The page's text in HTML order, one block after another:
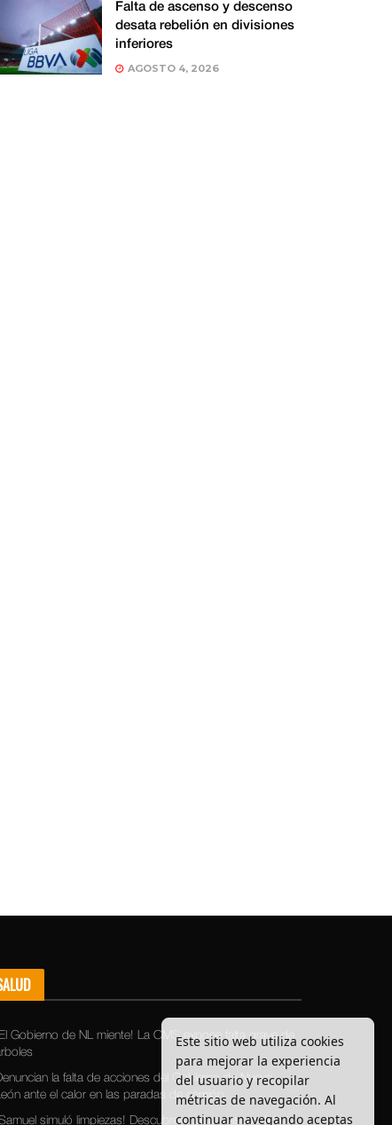
Falta de ascenso y descenso
desata rebelión en divisiones
inferiores
AGOSTO 4, 2026
Gobierno de NL miente! La OMS expone falta grave de
la falta de acciones del Gobierno de Nuevo
ante el calor en las paradas de camión
simuló limpiezas! Descubren basura escondida
Este sitio web utiliza cookies
para mejorar la experiencia
del usuario y recopilar
métricas de navegación. Al
continuar navegando aceptas